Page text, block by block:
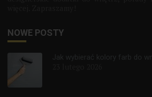
NOWE POSTY
Jak wybierać kolory farb do